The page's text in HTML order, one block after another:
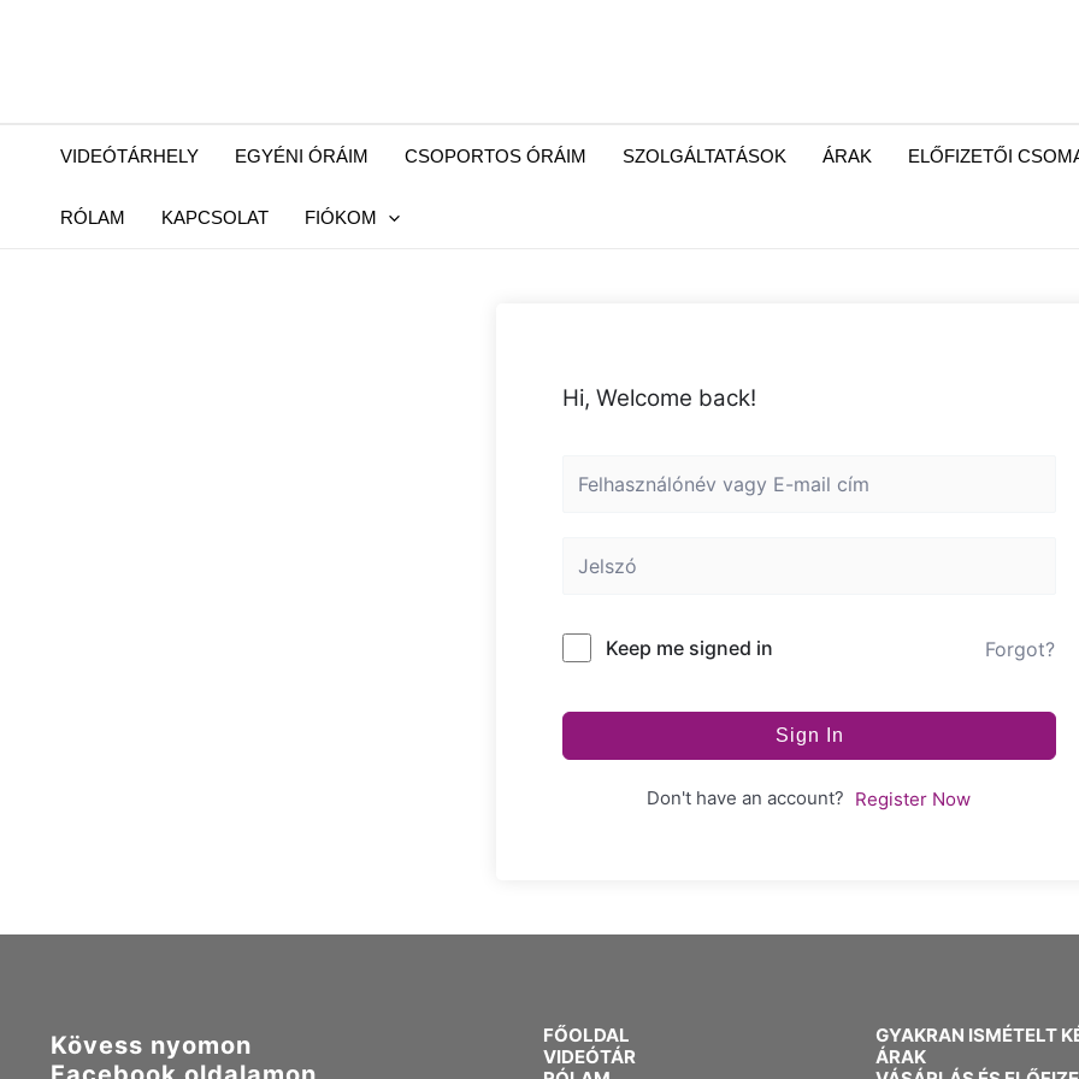
VIDEÓTÁRHELY EGYÉNI ÓRÁIM CSOPORTOS ÓRÁIM SZOLGÁLTATÁSOK ÁRAK ELŐFIZETŐI
RÓLAM KAPCSOLAT FIÓKOM
Hi, Welcome back!
Keep me signed in Forgot?
Sign In
Don't have an account? Register Now
Kövess nyomon
FŐOLDAL
VIDEÓTÁR
GYAKRAN ISMÉTELT
ÁRAK